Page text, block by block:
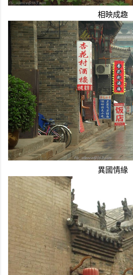
相映成趣
異國情緣